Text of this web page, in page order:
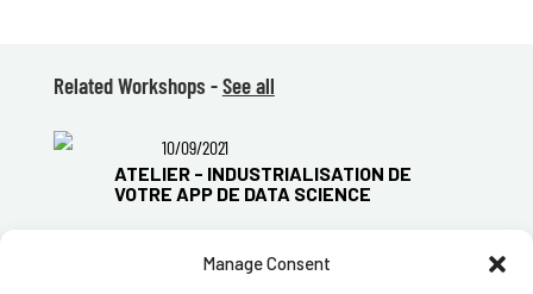
Manage Consent
Related Workshops -See all
10/09/2021
ATELIER - INDUSTRIALISATION DE
VOTRE APP DE DATA SCIENCE